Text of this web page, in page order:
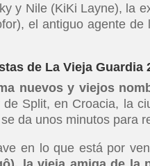
y Nile (KiKi Layne), la
el antiguo agente
de La Vieja Guardia
nuevos y viejos
de Split, en Croacia, la
da unos minutos para
en lo que está por